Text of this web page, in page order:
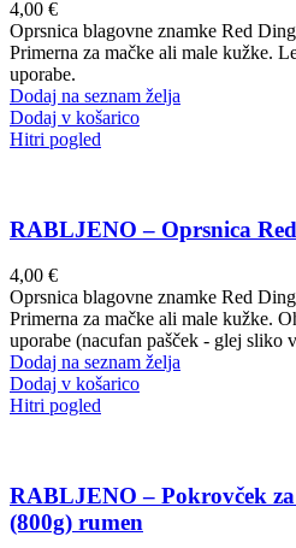
4,00 €
Oprsnica blagovne znamke Red
Primerna za mačke ali male kužke.
uporabe.
Dodaj na seznam želja
Dodaj v košarico
Hitri pogled
RABLJENO – Oprsnica
4,00 €
Oprsnica blagovne znamke Red
Primerna za mačke ali male kužke.
uporabe (nacufan pašček - glej sliko
Dodaj na seznam želja
Dodaj v košarico
Hitri pogled
RABLJENO – Pokrovček
(800g) rumen